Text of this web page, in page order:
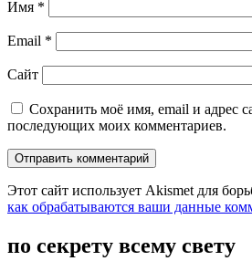
Имя *
Email *
Сайт
Сохранить моё имя, email и адрес
последующих моих комментариев.
Этот сайт использует Akismet для
как обрабатываются ваши данные
по секрету всему свету